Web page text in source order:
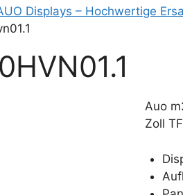
Displays – Hochwertige
Auo
Zoll